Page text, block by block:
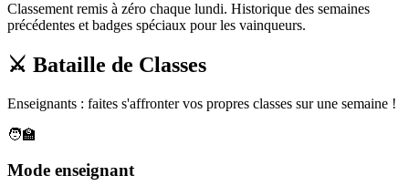
Classement remis à zéro chaque lundi. Historique des semaines
précédentes et badges spéciaux pour les vainqueurs.
⚔️ Bataille de Classes
Enseignants : faites s'affronter vos propres classes sur une semaine !
🧑‍🏫
Mode enseignant